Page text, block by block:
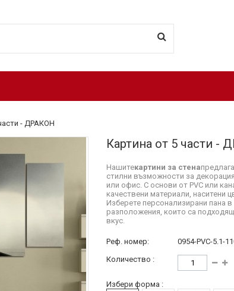
- ДРАКОН
Картина от 5 части -
Нашитекартини за стена
стилни възможности за
или офис. С основи от PVC или
качествени материали, наситени
Изберете персонализирани пана
разположения, които са
вкус.
Реф. номер:
0954-PVC-5.1-
Количество :
Избери форма :